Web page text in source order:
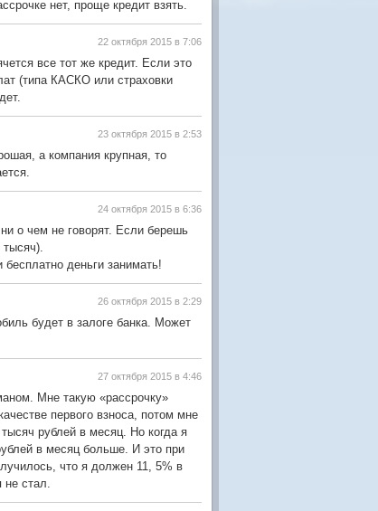
нет, проще кредит взять.
22 октября 2015 в 7:06
все тот же кредит. Если это
(типа КАСКО или страховки
23 октября 2015 в 2:53
а компания крупная, то
24 октября 2015 в 6:36
о чем не говорят. Если берешь
деньги занимать!
26 октября 2015 в 2:29
будет в залоге банка. Может
27 октября 2015 в 4:46
Мне такую «рассрочку»
первого взноса, потом мне
рублей в месяц. Но когда я
в месяц больше. И это при
что я должен 11, 5% в
не стал.